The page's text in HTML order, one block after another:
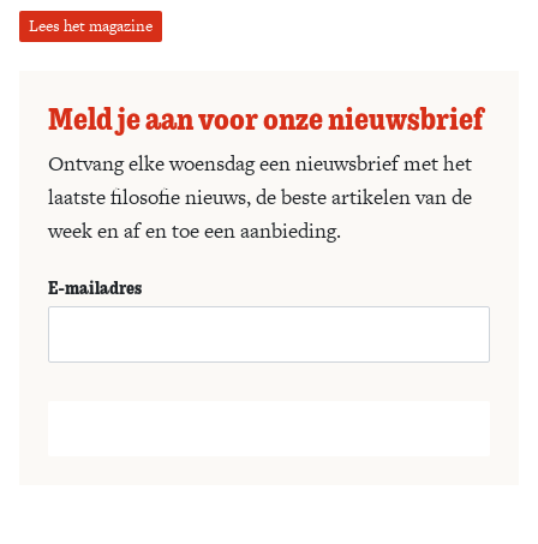
Lees het magazine
Meld je aan voor onze nieuwsbrief
Ontvang elke woensdag een nieuwsbrief met het
laatste filosofie nieuws, de beste artikelen van de
week en af en toe een aanbieding.
E-mailadres